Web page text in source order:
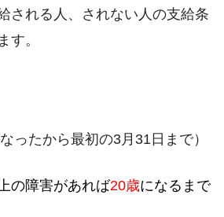
される人、されない人の支給条
す。
ったから最初の3月31日まで）
の障害があれば20歳になるまで